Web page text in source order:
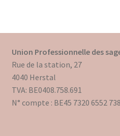
Union Professionnelle des
Rue de la station, 27
4040 Herstal
TVA: BE0408.758.691
N° compte : BE45 7320 6552